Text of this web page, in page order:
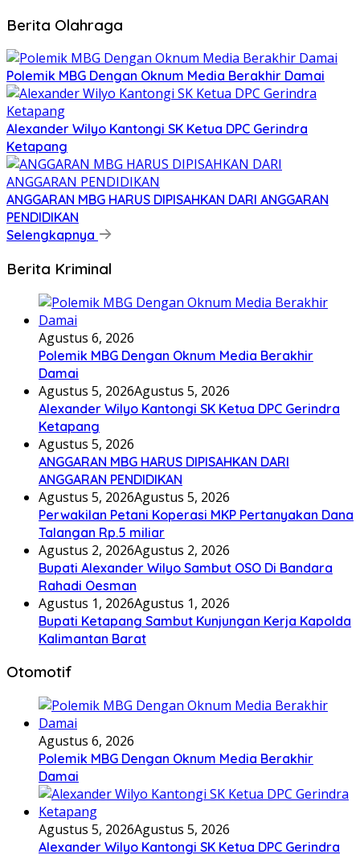
Berita Olahraga
Polemik MBG Dengan Oknum Media Berakhir Damai
Alexander Wilyo Kantongi SK Ketua DPC Gerindra
Ketapang
ANGGARAN MBG HARUS DIPISAHKAN DARI ANGGARAN
PENDIDIKAN
Selengkapnya
Berita Kriminal
Agustus 6, 2026
Polemik MBG Dengan Oknum Media Berakhir
Damai
Agustus 5, 2026Agustus 5, 2026
Alexander Wilyo Kantongi SK Ketua DPC Gerindra
Ketapang
Agustus 5, 2026
ANGGARAN MBG HARUS DIPISAHKAN DARI
ANGGARAN PENDIDIKAN
Agustus 5, 2026Agustus 5, 2026
Perwakilan Petani Koperasi MKP Pertanyakan Dana
Talangan Rp.5 miliar
Agustus 2, 2026Agustus 2, 2026
Bupati Alexander Wilyo Sambut OSO Di Bandara
Rahadi Oesman
Agustus 1, 2026Agustus 1, 2026
Bupati Ketapang Sambut Kunjungan Kerja Kapolda
Kalimantan Barat
Otomotif
Agustus 6, 2026
Polemik MBG Dengan Oknum Media Berakhir
Damai
Agustus 5, 2026Agustus 5, 2026
Alexander Wilyo Kantongi SK Ketua DPC Gerindra